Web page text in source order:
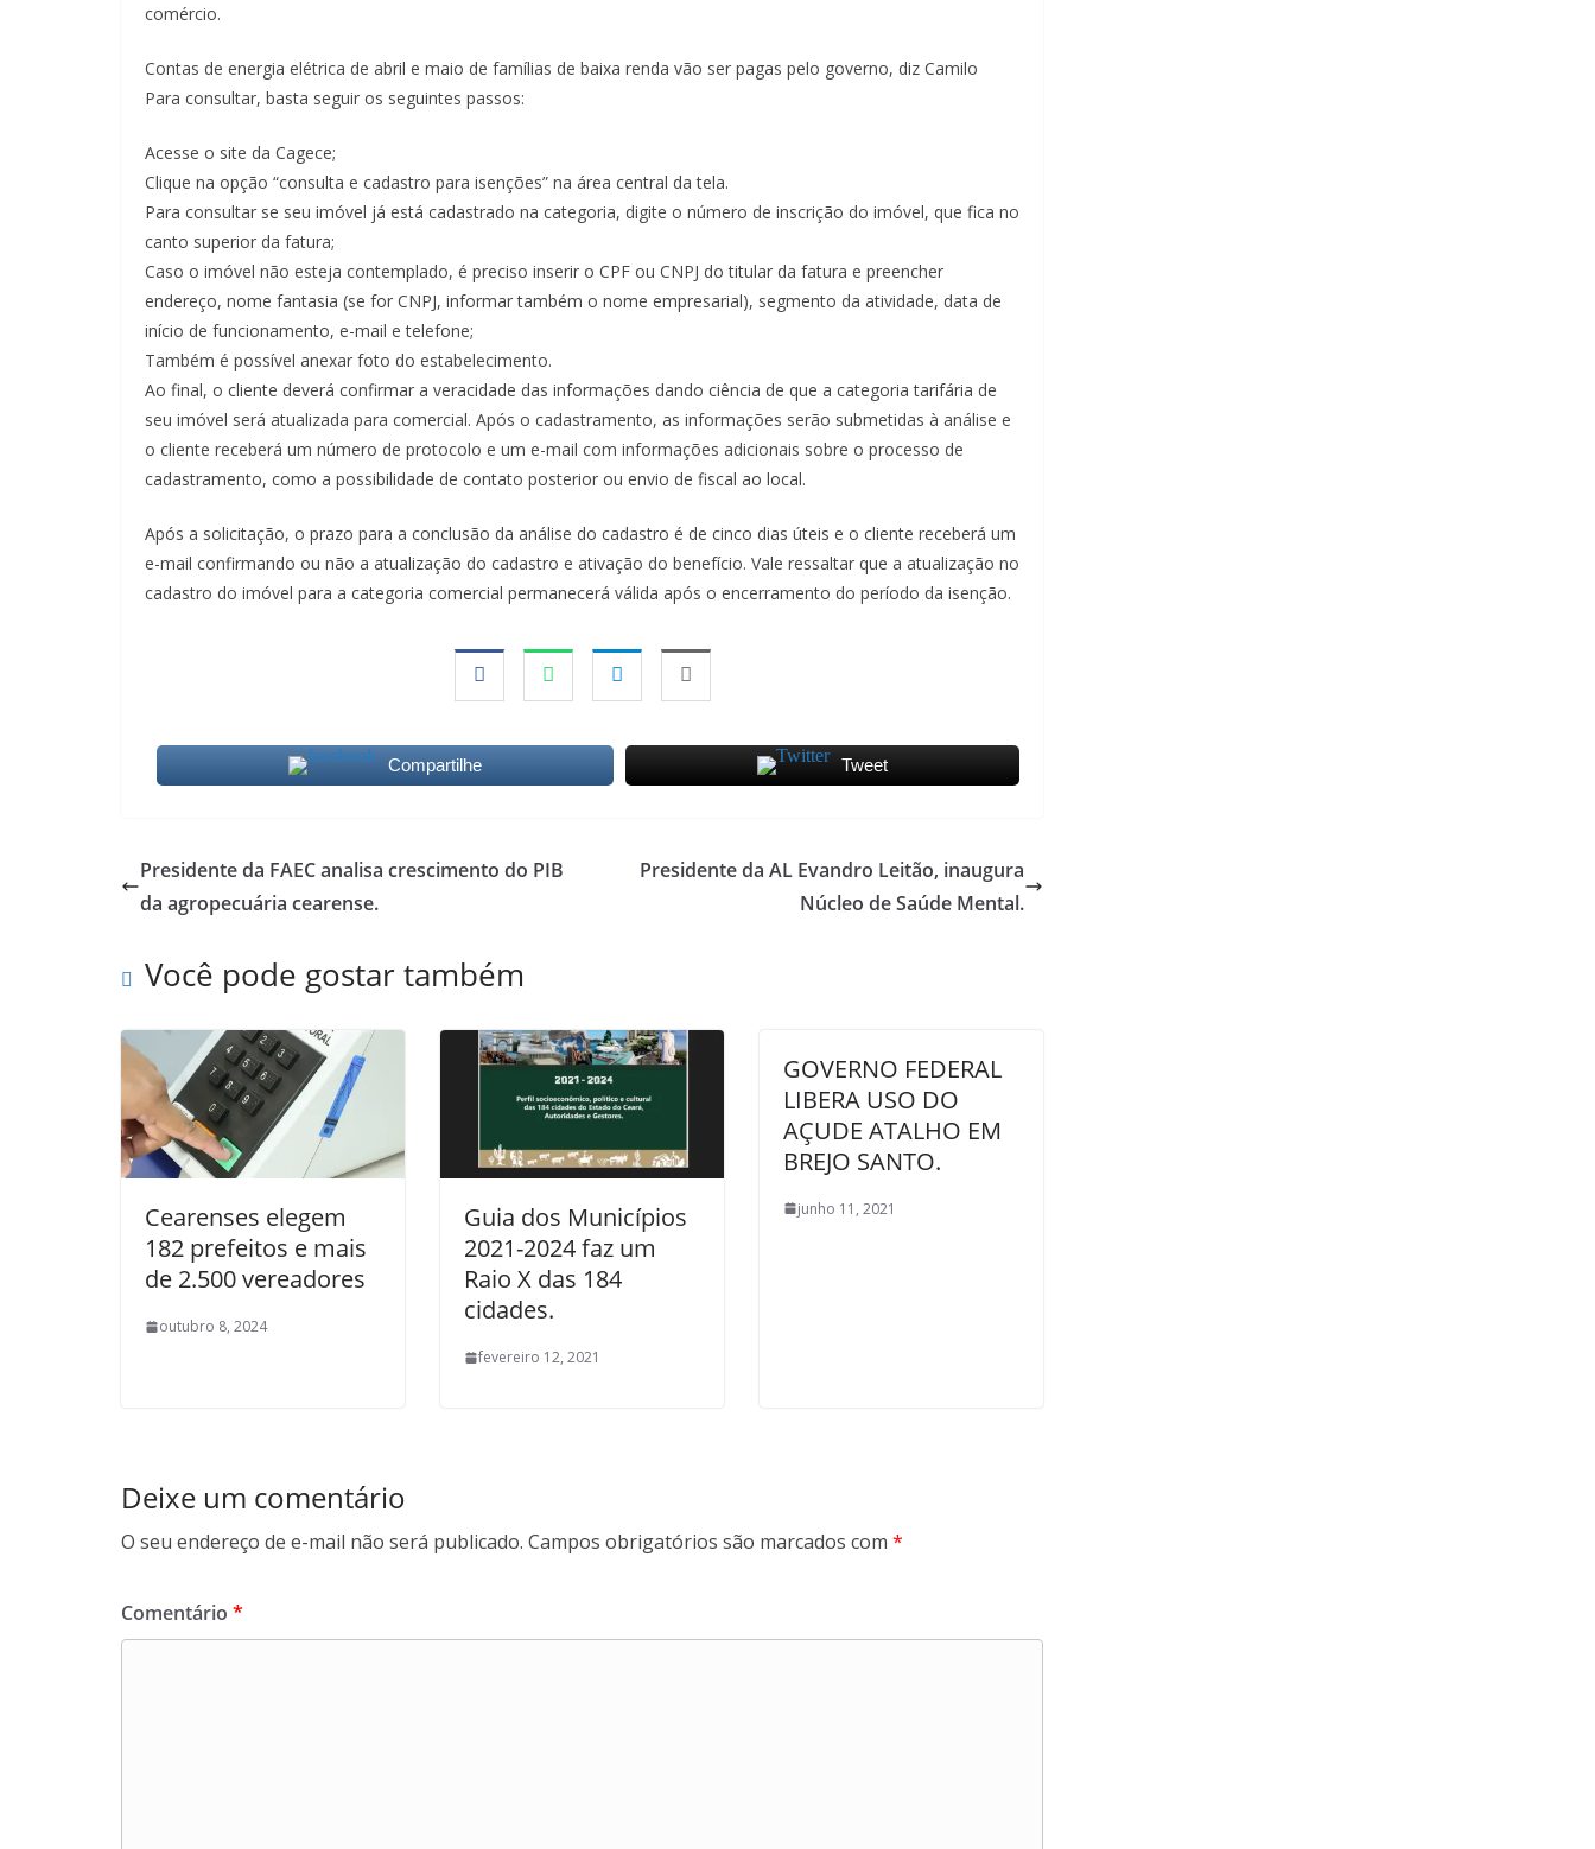
comércio.
Contas de energia elétrica de abril e maio de famílias de baixa renda vão ser pagas pelo governo, diz Camilo
Para consultar, basta seguir os seguintes passos:
Acesse o site da Cagece;
Clique na opção “consulta e cadastro para isenções” na área central da tela.
Para consultar se seu imóvel já está cadastrado na categoria, digite o número de inscrição do imóvel, que fica no
canto superior da fatura;
Caso o imóvel não esteja contemplado, é preciso inserir o CPF ou CNPJ do titular da fatura e preencher
endereço, nome fantasia (se for CNPJ, informar também o nome empresarial), segmento da atividade, data de
início de funcionamento, e-mail e telefone;
Também é possível anexar foto do estabelecimento.
Ao final, o cliente deverá confirmar a veracidade das informações dando ciência de que a categoria tarifária de
seu imóvel será atualizada para comercial. Após o cadastramento, as informações serão submetidas à análise e
o cliente receberá um número de protocolo e um e-mail com informações adicionais sobre o processo de
cadastramento, como a possibilidade de contato posterior ou envio de fiscal ao local.
Após a solicitação, o prazo para a conclusão da análise do cadastro é de cinco dias úteis e o cliente receberá um
e-mail confirmando ou não a atualização do cadastro e ativação do benefício. Vale ressaltar que a atualização no
cadastro do imóvel para a categoria comercial permanecerá válida após o encerramento do período da isenção.
Compartilhe Tweet
Presidente da FAEC analisa crescimento do PIB
da agropecuária cearense.
Presidente da AL Evandro Leitão, inaugura
Núcleo de Saúde Mental.
Você pode gostar também
Cearenses elegem
182 prefeitos e mais
de 2.500 vereadores
outubro 8, 2024
Guia dos Municípios
2021-2024 faz um
Raio X das 184
cidades.
fevereiro 12, 2021
GOVERNO FEDERAL
LIBERA USO DO
AÇUDE ATALHO EM
BREJO SANTO.
junho 11, 2021
Deixe um comentário
O seu endereço de e-mail não será publicado. Campos obrigatórios são marcados com *
Comentário *